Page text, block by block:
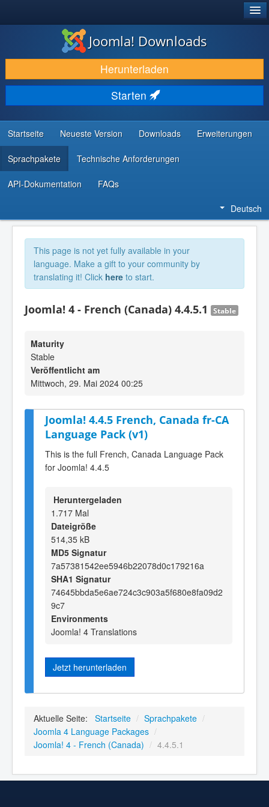
DOWNLOAD & ERWEITERN
ENTDECKEN & LERNEN
COMMUNITY & SUPPORT
RESSOURCEN FÜR ENTWICKLER
Joomla! Downloads
Herunterladen
Starten
Startseite Neueste Version Downloads Erweiterungen
Sprachpakete Technische Anforderungen
API-Dokumentation FAQs
Deutsch
This page is not yet fully available in your
language. Make a gift to your community by
translating it! Click here to start.
Joomla! 4 - French (Canada) 4.4.5.1 Stable
Maturity
Stable
Veröffentlicht am
Mittwoch, 29. Mai 2024 00:25
Joomla! 4.4.5 French, Canada fr-CA
Language Pack (v1)
This is the full French, Canada Language Pack
for Joomla! 4.4.5
Heruntergeladen
1.717 Mal
Dateigröße
514,35 kB
MD5 Signatur
7a57381542ee5946b22078d0c179216a
SHA1 Signatur
74645bbda5e6ae724c3c903a5f680e8fa09d2
9c7
Environments
Joomla! 4 Translations
Jetzt herunterladen
Aktuelle Seite: Startseite / Sprachpakete /
Joomla 4 Language Packages /
Joomla! 4 - French (Canada) / 4.4.5.1